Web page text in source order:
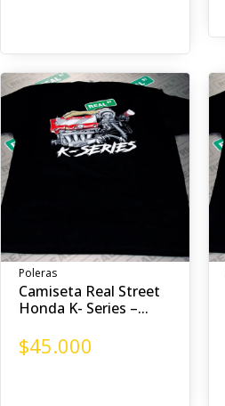
Poleras
Camiseta Real Street
Honda K- Series –...
$45.000